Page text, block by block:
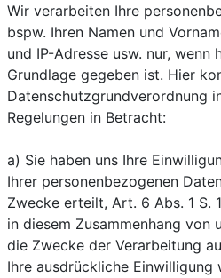
Wir verarbeiten Ihre
bspw. Ihren Namen und
und IP-Adresse usw. nur,
Grundlage gegeben ist. Hier
Datenschutzgrundverordnung
Regelungen in Betracht:
a) Sie haben uns Ihre
Ihrer personenbezogenen
Zwecke erteilt, Art. 6 Abs. 1 S.
in diesem Zusammenhang von
die Zwecke der Verarbeitung
Ihre ausdrückliche Einwilligung